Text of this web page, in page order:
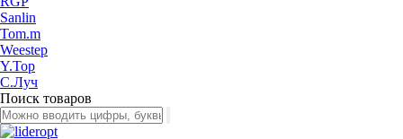
Sanlin
Tom.m
Weestep
Y.Top
С.Луч
Поиск товаров